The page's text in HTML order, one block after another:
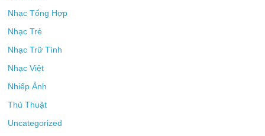
Nhạc Tổng Hợp
Nhạc Trẻ
Nhạc Trữ Tình
Nhạc Việt
Nhiếp Ảnh
Thủ Thuật
Uncategorized